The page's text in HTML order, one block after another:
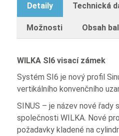
Detaily Technická
Možnosti Obsah
WILKA SI6 visací zámek
Systém SI6 je nový profil
vertikálního konvenčního
SINUS – je název nové řady
společnosti WILKA. Nové
požadavky kladené na